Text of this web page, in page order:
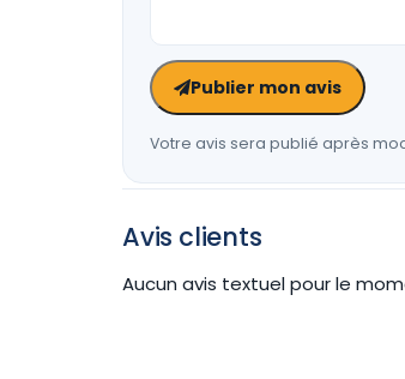
Publier mon avis
Votre avis sera publié après
Avis clients
Aucun avis textuel pour le